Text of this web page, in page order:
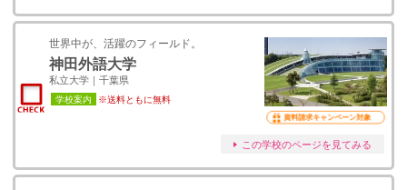
世界中が、活躍のフィールド。
神田外語大学
私立大学｜千葉県
学校案内 ※送料ともに無料
資料請求キャンペーン対象
この学校のページを見てみる